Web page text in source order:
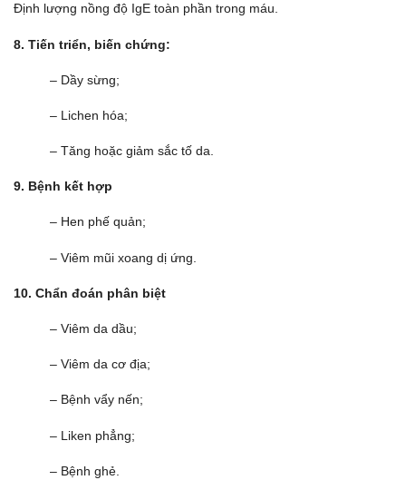
Định lượng nồng độ IgE toàn phần trong máu.
8. Tiến triển, biến chứng:
– Dầy sừng;
– Lichen hóa;
– Tăng hoặc giảm sắc tố da.
9. Bệnh kết hợp
– Hen phế quản;
– Viêm mũi xoang dị ứng.
10. Chẩn đoán phân biệt
– Viêm da dầu;
– Viêm da cơ địa;
– Bệnh vẩy nến;
– Liken phẳng;
– Bệnh ghẻ.